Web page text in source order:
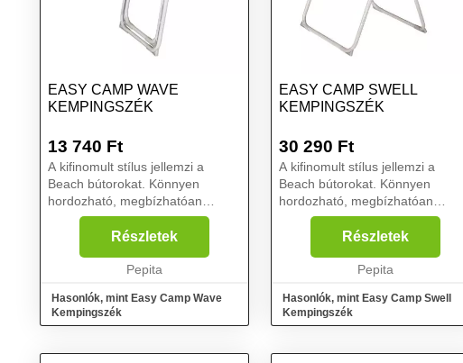
EASY CAMP WAVE
KEMPINGSZÉK
13 740 Ft
A kifinomult stílus jellemzi a
Beach bútorokat. Könnyen
hordozható, megbízhatóan
használható és vonzó dizájnt
kínál az egész család számára....
Részletek
Pepita
Hasonlók, mint Easy Camp Wave
Kempingszék
EASY CAMP SWELL
KEMPINGSZÉK
30 290 Ft
A kifinomult stílus jellemzi a
Beach bútorokat. Könnyen
hordozható, megbízhatóan
használható és vonzó dizájnt
kínál az egész család számára.
Méret: 56 x 63 x 88,5 cm Max.
Terhelés: 100 kgÜlésmagasság...
Részletek
Pepita
Hasonlók, mint Easy Camp Swell
Kempingszék